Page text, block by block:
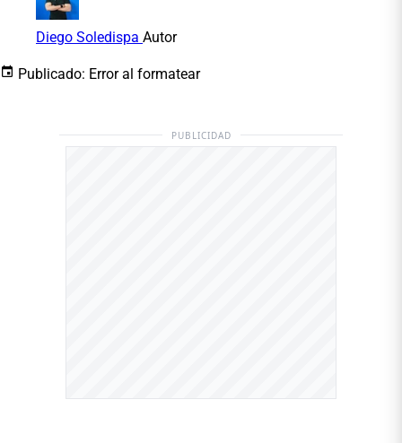
Diego Soledispa Autor
Publicado: Error al formatear
PUBLICIDAD